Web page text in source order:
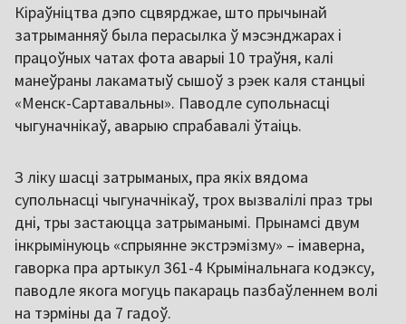
Кіраўніцтва дэпо сцвярджае, што прычынай
затрыманняў была перасылка ў мэсэнджарах і
працоўных чатах фота аварыі 10 траўня, калі
манеўраны лакаматыў сышоў з рэек каля станцыі
«Менск-Сартавальны». Паводле супольнасці
чыгуначнікаў, аварыю спрабавалі ўтаіць.
З ліку шасці затрыманых, пра якіх вядома
супольнасці чыгуначнікаў, трох вызвалілі праз тры
дні, тры застаюцца затрыманымі. Прынамсі двум
інкрымінуюць «спрыянне экстрэмізму» – імаверна,
гаворка пра артыкул 361-4 Крымінальнага кодэксу,
паводле якога могуць пакараць пазбаўленнем волі
на тэрміны да 7 гадоў.